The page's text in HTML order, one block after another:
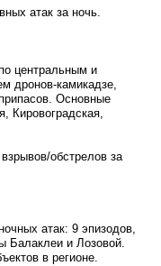
атак за ночь.
центральным и
дронов-камикадзе,
Основные
Кировоградская,
обстрелов за
атак: 9 эпизодов,
Балаклеи и Лозовой.
в регионе.